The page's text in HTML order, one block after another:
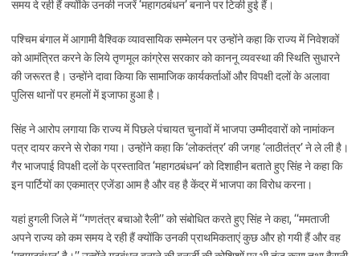
समय दे रही हैं क्योंकि उनकी नजरें ‘महागठबंधन’ बनाने पर टिकी हुई हैं।
पश्चिम बंगाल में आगामी वैश्विक व्यावसायिक सम्मेलन पर उन्होंने कहा कि राज्य में निवेशकों
को आमंत्रित करने के लिये तृणमूल कांग्रेस सरकार को काननू व्यवस्था की स्थिति सुधारने
की जरूरत है। उन्होंने दावा किया कि सामाजिक कार्यकर्ताओं और विपक्षी दलों के अलावा
पुलिस थानों पर हमलों में इजाफा हुआ है।
सिंह ने आरोप लगाया कि राज्य में पिछले पंचायत चुनावों में भाजपा उम्मीदवारों को नामांकन
पत्र दायर करने से रोका गया। उन्होंने कहा कि ‘लोकतंत्र’ की जगह ‘लाठीतंत्र’ ने ले ली है।
गैर भाजपाई विपक्षी दलों के प्रस्तावित ‘महागठबंधन’ को दिशाहीन बताते हुए सिंह ने कहा कि
इन पार्टियों का एकमात्र एजेंडा आम है और वह है केंद्र में भाजपा का विरोध करना।
यहां हुगली जिले में ‘‘गणतंत्र बचाओ रैली’’ को संबोधित करते हुए सिंह ने कहा, ‘‘ममताजी
अपने राज्य को कम समय दे रही हैं क्योंकि उनकी प्राथमिकताएं कुछ और हो गयी हैं और वह